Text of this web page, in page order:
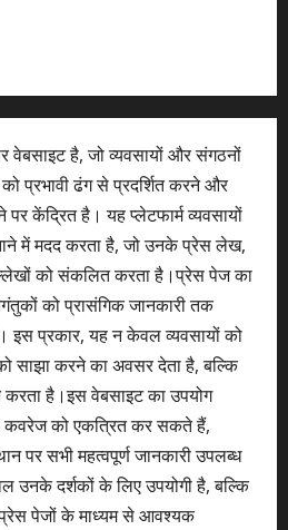
वेबसाइट है, जो व्यवसायों और संगठनों
प्रभावी ढंग से प्रदर्शित करने और
पर केंद्रित है। यह प्लेटफार्म व्यवसायों
में मदद करता है, जो उनके प्रेस लेख,
को संकलित करता है।प्रेस पेज का
को प्रासंगिक जानकारी तक
इस प्रकार, यह न केवल व्यवसायों को
साझा करने का अवसर देता है, बल्कि
करता है।इस वेबसाइट का उपयोग
कवरेज को एकत्रित कर सकते हैं,
पर सभी महत्वपूर्ण जानकारी उपलब्ध
उनके दर्शकों के लिए उपयोगी है, बल्कि
प्रेस पेजों के माध्यम से आवश्यक